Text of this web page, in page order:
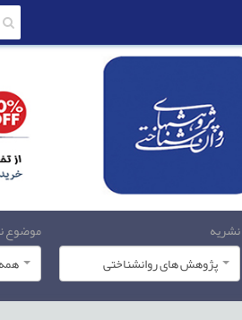
نشریه
پژوهش های روانشناختی
موضوع
همه